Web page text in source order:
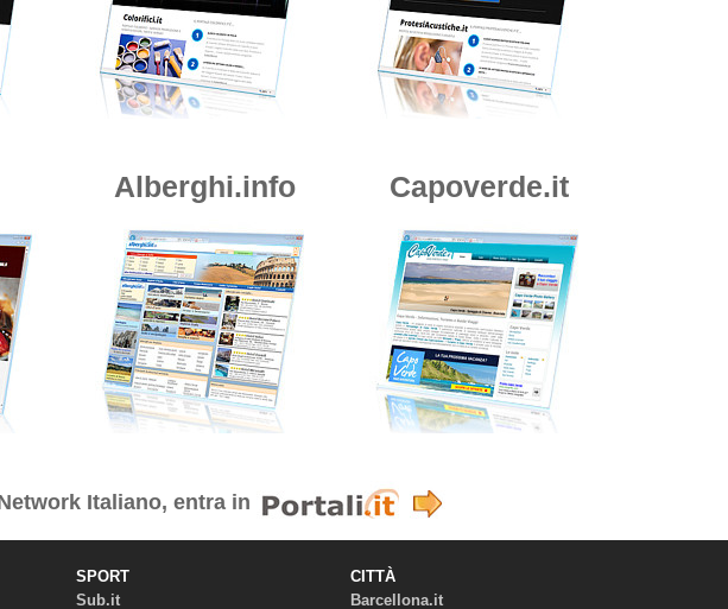
Alberghi.info Capoverde.it
Italiano, entra in
SPORT
Sub.it
CITTÀ
Barcellona.it